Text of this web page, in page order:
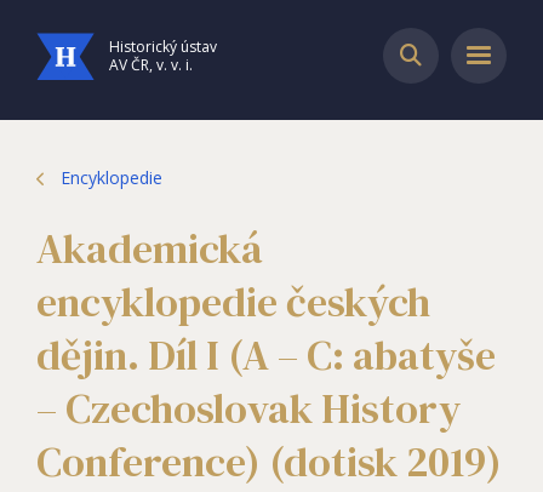
Historický ústav
AV ČR, v. v. i.
Encyklopedie
Akademická
encyklopedie českých
dějin. Díl I (A – C: abatyše
– Czechoslovak History
Conference) (dotisk 2019)